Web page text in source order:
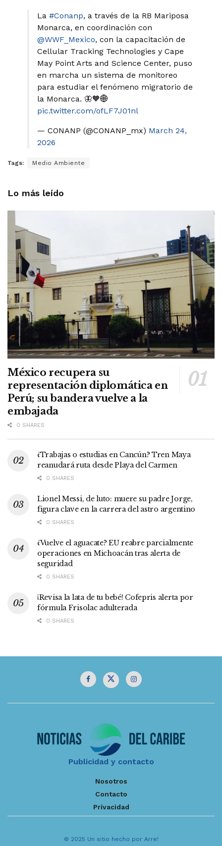
La #Conanp, a través de la RB Mariposa
Monarca, en coordinación con
@WWF_Mexico, con la capacitación de
Cellular Tracking Technologies y Cape
May Point Arts and Science Center, puso
en marcha un sistema de monitoreo
para estudiar el fenómeno migratorio de
la Monarca. 🦋🧡🌐
pic.twitter.com/ofLF7J01nl
— CONANP (@CONANP_mx) March 24,
2026
Tags: Medio Ambiente
Lo más leído
México recupera su
representación diplomática en
Perú; su bandera vuelve a la
embajada
0 SHARES
¿Trabajas o estudias en Cancún? Tren Maya
reanudará ruta desde Playa del Carmen
0 SHARES
Lionel Messi, de luto: muere su padre Jorge,
figura clave en la carrera del astro argentino
0 SHARES
¿Vuelve el aguacate? EU reabre parcialmente
operaciones en Michoacán tras alerta de
seguridad
0 SHARES
¡Revisa la lata de tu bebé! Cofepris alerta por
fórmula Frisolac adulterada
0 SHARES
Publicidad y contacto
Nosotros
Contacto
Privacidad
© 2025 Un sitio hecho por Arre!